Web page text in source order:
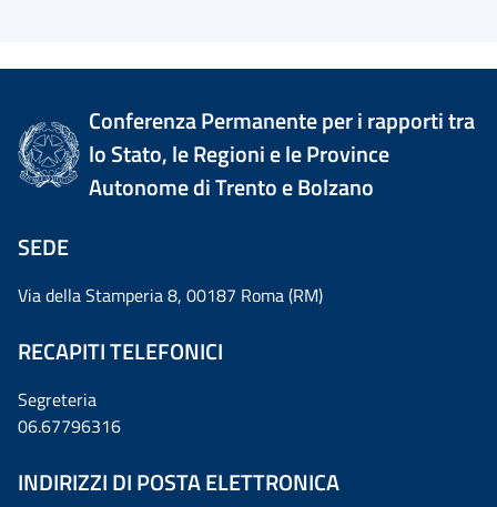
Conferenza Permanente per i rapporti tra
lo Stato, le Regioni e le Province
Autonome di Trento e Bolzano
SEDE
Via della Stamperia 8, 00187 Roma (RM)
RECAPITI TELEFONICI
Segreteria
06.67796316
INDIRIZZI DI POSTA ELETTRONICA